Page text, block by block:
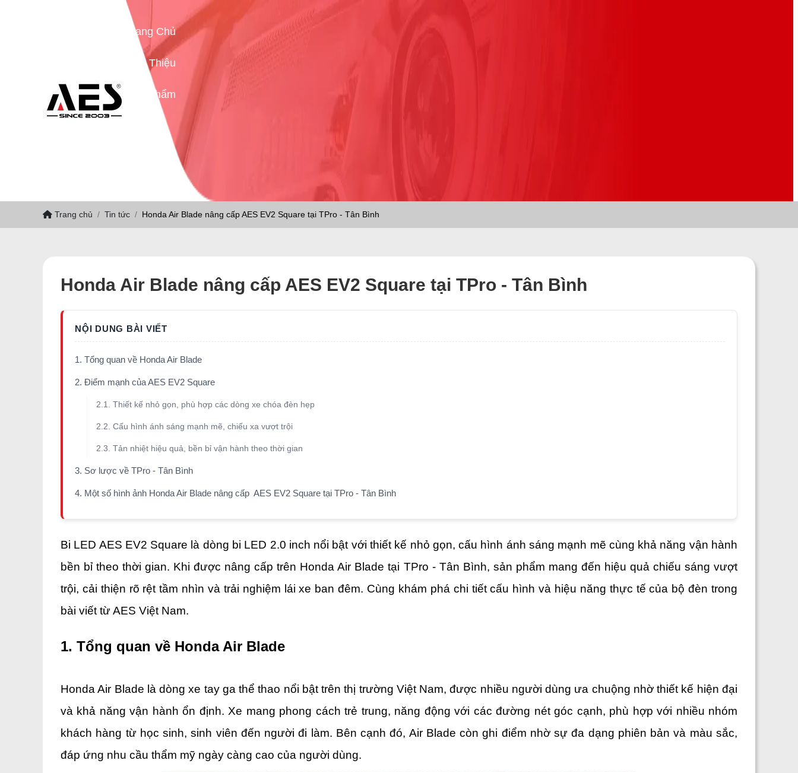
Trang Chủ
Giới Thiệu
Sản Phẩm
Trang chủ Tin tức Honda Air Blade nâng cấp AES EV2 Square tại TPro - Tân Bình
Honda Air Blade nâng cấp AES EV2 Square tại TPro - Tân Bình
1. Tổng quan về Honda Air Blade
2. Điểm mạnh của AES EV2 Square
2.1. Thiết kế nhỏ gọn, phù hợp các dòng xe chóa đèn hẹp
2.2. Cấu hình ánh sáng mạnh mẽ, chiếu xa vượt trội
2.3. Tản nhiệt hiệu quả, bền bỉ vận hành theo thời gian
3. Sơ lược về TPro - Tân Bình
4. Một số hình ảnh Honda Air Blade nâng cấp AES EV2 Square tại TPro - Tân Bình
Bi LED AES EV2 Square là dòng bi LED 2.0 inch nổi bật với thiết kế nhỏ gọn, cấu hình ánh sáng mạnh mẽ cùng khả năng vận hành
bền bỉ theo thời gian. Khi được nâng cấp trên Honda Air Blade tại TPro - Tân Bình, sản phẩm mang đến hiệu quả chiếu sáng vượt
trội, cải thiện rõ rệt tầm nhìn và trải nghiệm lái xe ban đêm. Cùng khám phá chi tiết cấu hình và hiệu năng thực tế của bộ đèn trong
bài viết từ AES Việt Nam.
1. Tổng quan về Honda Air Blade
Honda Air Blade là dòng xe tay ga thể thao nổi bật trên thị trường Việt Nam, được nhiều người dùng ưa chuộng nhờ thiết kế hiện đại
và khả năng vận hành ổn định. Xe mang phong cách trẻ trung, năng động với các đường nét góc cạnh, phù hợp với nhiều nhóm
khách hàng từ học sinh, sinh viên đến người đi làm. Bên cạnh đó, Air Blade còn ghi điểm nhờ sự đa dạng phiên bản và màu sắc,
đáp ứng nhu cầu thẩm mỹ ngày càng cao của người dùng.